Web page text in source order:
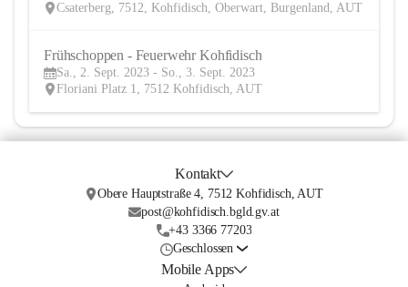
Csaterberg, 7512, Kohfidisch, Oberwart, Burgenland, AUT
Frühschoppen - Feuerwehr Kohfidisch
Sa., 2. Sept. 2023 - So., 3. Sept. 2023
Floriani Platz 1, 7512 Kohfidisch, AUT
Kontakt
Obere Hauptstraße 4, 7512 Kohfidisch, AUT
post@kohfidisch.bgld.gv.at
+43 3366 77203
Geschlossen
Mobile Apps